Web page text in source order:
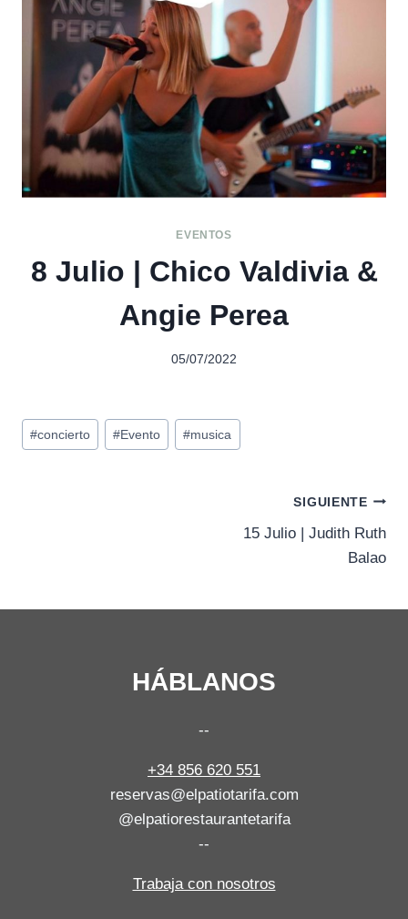
EVENTOS
8 Julio | Chico Valdivia &
Angie Perea
05/07/2022
Etiquetas
de
#concierto #Evento #musica
SIGUIENTE
15 Julio | Judith Ruth
Balao
HÁBLANOS
--
+34 856 620 551
reservas@elpatiotarifa.com
@elpatiorestaurantetarifa
--
Trabaja con nosotros